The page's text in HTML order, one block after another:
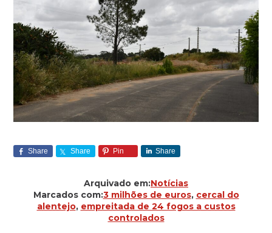
Share Share Pin Share
Arquivado em:Notícias
Marcados com:3 milhões de euros, cercal do
alentejo, empreitada de 24 fogos a custos
controlados